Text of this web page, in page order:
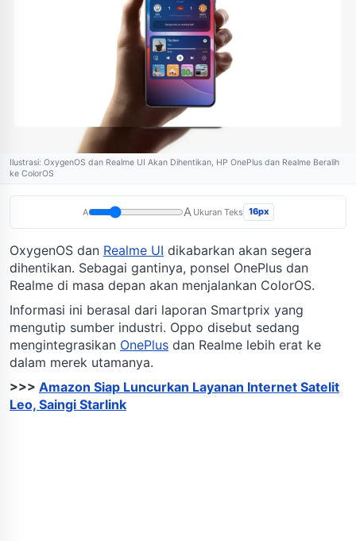
Ilustrasi: OxygenOS dan Realme UI Akan Dihentikan, HP OnePlus dan Realme Beralih
ke ColorOS
A A Ukuran Teks 16px
OxygenOS dan Realme UI dikabarkan akan segera
dihentikan. Sebagai gantinya, ponsel OnePlus dan
Realme di masa depan akan menjalankan ColorOS.
Informasi ini berasal dari laporan Smartprix yang
mengutip sumber industri. Oppo disebut sedang
mengintegrasikan OnePlus dan Realme lebih erat ke
dalam merek utamanya.
>>> Amazon Siap Luncurkan Layanan Internet Satelit
Leo, Saingi Starlink